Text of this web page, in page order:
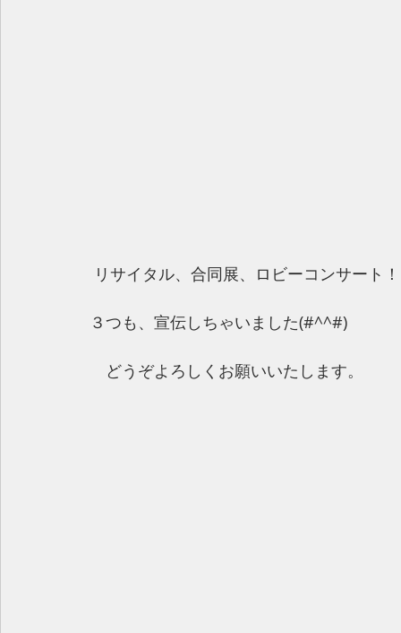
リサイタル、合同展、ロビーコンサート
３つも、宣伝しちゃいました(#^^#)
どうぞよろしくお願いいたします。